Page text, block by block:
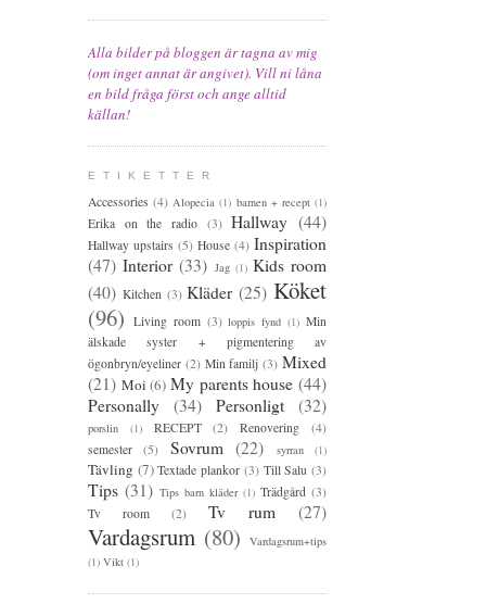
Alla bilder på bloggen är tagna av mig
(om inget annat är angivet). Vill ni låna
en bild fråga först och ange alltid
källan!
E T I K E T T E R
Accessories (4) Alopecia (1) barnen + recept (1)
Erika on the radio (3) Hallway (44)
Hallway upstairs (5) House (4) Inspiration
(47) Interior (33) Jag (1) Kids room
(40) Kitchen (3) Kläder (25) Köket
(96) Living room (3) loppis fynd (1) Min
älskade syster + pigmentering av
ögonbryn/eyeliner (2) Min familj (3) Mixed
(21) Moi (6) My parents house (44)
Personally
(34) Personligt (32)
porslin (1) RECEPT (2) Renovering
(4)
semester
(5) Sovrum (22) syrran (1)
Tävling (7) Textade plankor (3) Till Salu (3)
Tips (31) Tips barn kläder (1) Trädgård (3)
Tv room
(2) Tv rum (27)
Vardagsrum (80)
Vardagsrum+tips
(1) Vikt (1)